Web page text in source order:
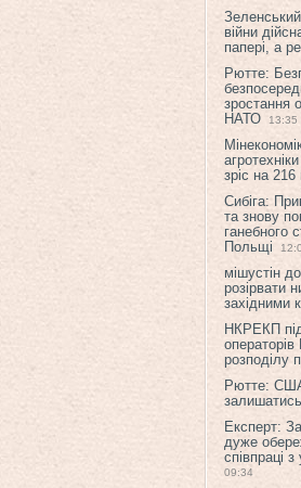
війни
папері, а
Рютте:
зростання
НАТО
13:35
зріс на 216
Сибіга:
та знову
ганебного
Польщі
мішустін
розірвати
західними
НКРЕКП
розподілу
Рютте: США
Експерт:
дуже
співпраці
09:34